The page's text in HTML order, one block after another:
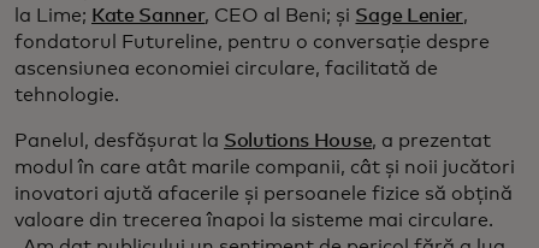
la Lime; Kate Sanner, CEO al Beni; și Sage Lenier,
fondatorul Futureline, pentru o conversație despre
ascensiunea economiei circulare, facilitată de
tehnologie.
Panelul, desfășurat la Solutions House, a prezentat
modul în care atât marile companii, cât și noii jucători
inovatori ajută afacerile și persoanele fizice să obțină
valoare din trecerea înapoi la sisteme mai circulare.